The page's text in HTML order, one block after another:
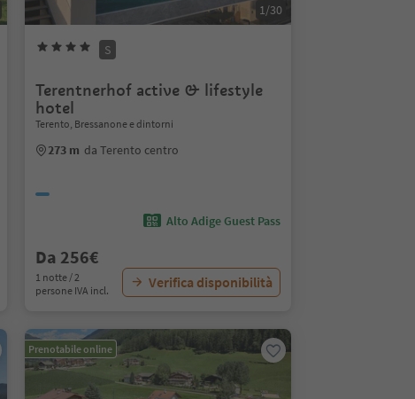
1/30
S
Terentnerhof active & lifestyle
hotel
Terento, Bressanone e dintorni
273 m da Terento centro
Alto Adige Guest Pass
Da 256€
1 notte / 2
persone IVA incl.
Verifica disponibilità
Prenotabile online